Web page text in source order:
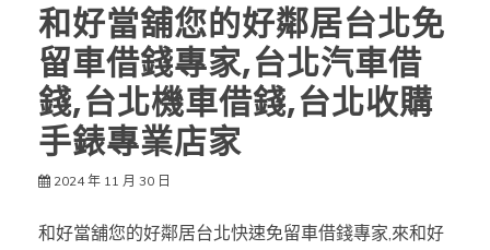
和好當舖您的好鄰居台北免
留車借錢專家,台北汽車借
錢,台北機車借錢,台北收購
手錶專業店家
2024 年 11 月 30 日
和好當舖您的好鄰居台北快速免留車借錢專家,來和好